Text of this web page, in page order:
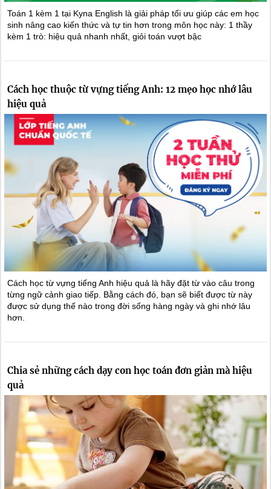
Toán 1 kèm 1 tại Kyna English là giải pháp tối ưu giúp các em học
sinh nâng cao kiến thức và tự tin hơn trong môn học này: 1 thầy
kèm 1 trò: hiệu quả nhanh nhất, giỏi toán vượt bậc
Cách học thuộc từ vựng tiếng Anh: 12 mẹo học nhớ lâu
hiệu quả
Cách học từ vựng tiếng Anh hiệu quả là hãy đặt từ vào câu trong
từng ngữ cảnh giao tiếp. Bằng cách đó, bạn sẽ biết được từ này
được sử dụng thế nào trong đời sống hàng ngày và ghi nhớ lâu
hơn.
Chia sẻ những cách dạy con học toán đơn giản mà hiệu
quả